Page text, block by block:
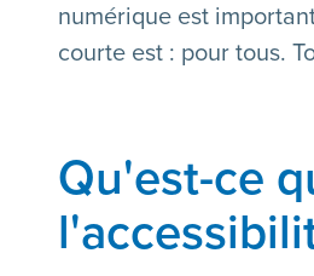
numérique est
courte est : pour tous.
Qu'est-ce